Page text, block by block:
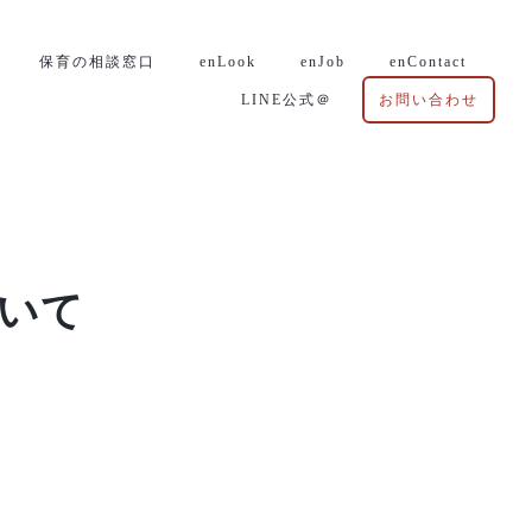
保育の相談窓口 enLook enJob enContact
LINE公式＠ お問い合わせ
て